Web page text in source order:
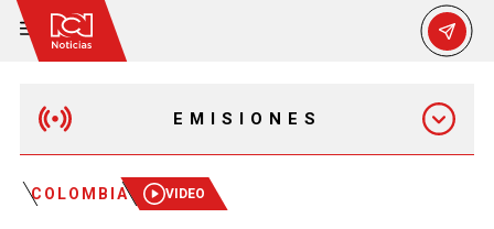
EMISIONES
MAÑANA EXPRESS
COLOMBIA VIDEO